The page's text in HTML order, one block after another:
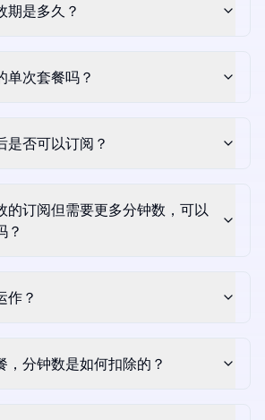
期是多久？
单次套餐吗？
是否可以订阅？
的订阅但需要更多分钟数，可以
？
作？
，分钟数是如何扣除的？